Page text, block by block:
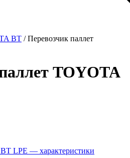
BT /Перевозчик паллет
TOYOTA